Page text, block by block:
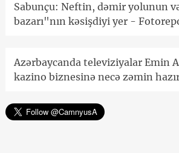
Sabunçu: Neftin, dəmir yolunun
bazarı"nın kəsişdiyi yer -
Azərbaycanda televiziyalar Emin
kazino biznesinə necə zəmin